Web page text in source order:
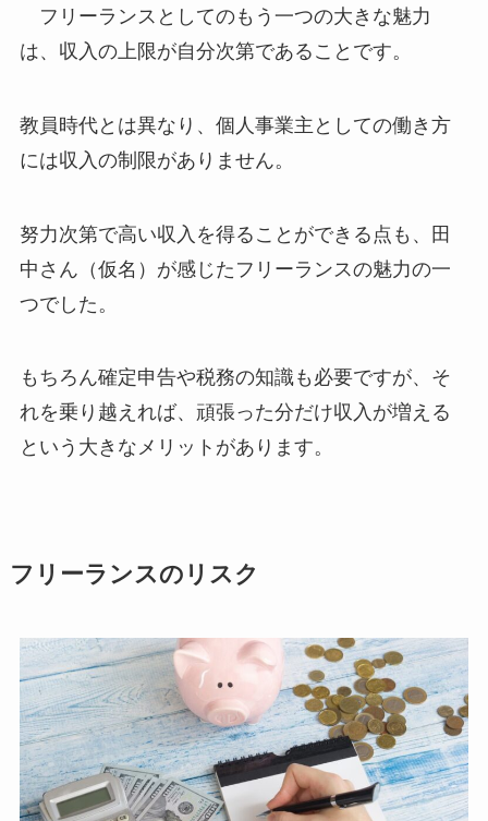
フリーランスとしてのもう一つの大きな魅力
は、収入の上限が自分次第であることです。
教員時代とは異なり、個人事業主としての働き方
には収入の制限がありません。
努力次第で高い収入を得ることができる点も、田
中さん（仮名）が感じたフリーランスの魅力の一
つでした。
もちろん確定申告や税務の知識も必要ですが、そ
れを乗り越えれば、頑張った分だけ収入が増える
という大きなメリットがあります。
フリーランスのリスク